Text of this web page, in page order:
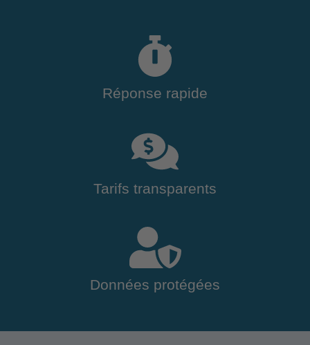
Réponse rapide
Tarifs transparents
Données protégées